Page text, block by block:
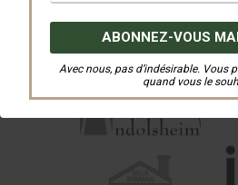
Avec nous, pas d’indésirable. Vous
quand vous le